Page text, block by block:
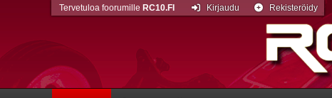
Tervetuloa foorumille RC10.FI Kirjaudu Rekisteröidy